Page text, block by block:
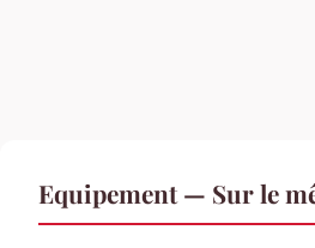
Equipement — Sur le